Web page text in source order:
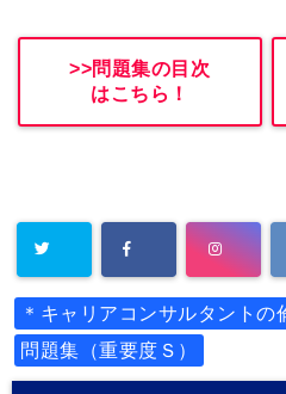
>>問題集の目次
はこちら！
＊キャリアコンサルタントの
問題集（重要度Ｓ）